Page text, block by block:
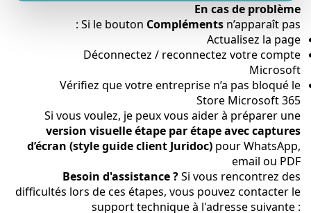
En cas de problème
Si le boutonCompléments n’apparaît pas :
Actualisez la page
Déconnectez / reconnectez votre compte
Microsoft
Vérifiez que votre entreprise n’a pas bloqué le
Store Microsoft 365
Si vous voulez, je peux vous aider à préparer une
version visuelle étape par étape avec captures
d’écran (style guide client Juridoc) pour WhatsApp,
email ou PDF
Besoin d'assistance ?Si vous rencontrez des
difficultés lors de ces étapes, vous pouvez contacter le
support technique à l'adresse suivante :